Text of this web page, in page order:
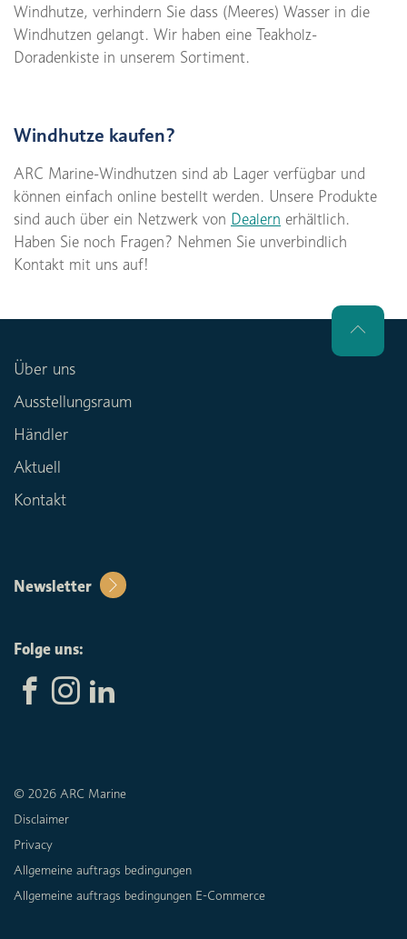
Windhutze, verhindern Sie dass (Meeres) Wasser in die
Windhutzen gelangt. Wir haben eine Teakholz-
Doradenkiste in unserem Sortiment.
Windhutze kaufen?
ARC Marine-Windhutzen sind ab Lager verfügbar und
können einfach online bestellt werden. Unsere Produkte
sind auch über ein Netzwerk von Dealern erhältlich.
Haben Sie noch Fragen? Nehmen Sie unverbindlich
Kontakt mit uns auf!
Über uns
Ausstellungsraum
Händler
Aktuell
Kontakt
Newsletter
Folge uns:
© 2026 ARC Marine
Disclaimer
Privacy
Allgemeine auftrags bedingungen
Allgemeine auftrags bedingungen E-Commerce